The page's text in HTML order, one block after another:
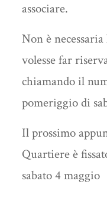
associare.
Non è
volesse far
chiamando il
pomeriggio di
Il prossimo
Quartiere è
sabato 4 maggio